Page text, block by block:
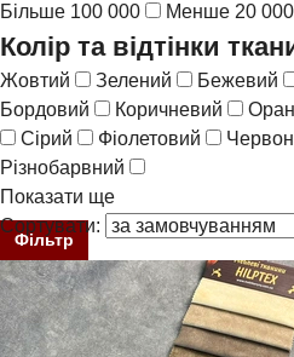
Більше 100 000
Менше 20 000
Колір та відтінки
Жовтий Зелений Бежевий
Бордовий
Коричневий
Сірий
Фіолетовий
Різнобарвний
Показати ще
Сортувати:
Фільтр